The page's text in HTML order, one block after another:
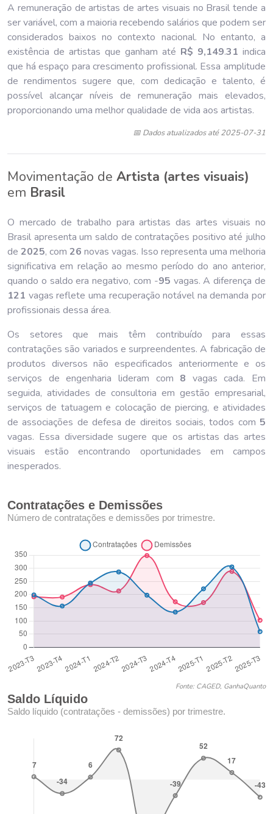
A remuneração de artistas de artes visuais no Brasil tende a
ser variável, com a maioria recebendo salários que podem ser
considerados baixos no contexto nacional. No entanto, a
existência de artistas que ganham até R$ 9,149.31 indica
que há espaço para crescimento profissional. Essa amplitude
de rendimentos sugere que, com dedicação e talento, é
possível alcançar níveis de remuneração mais elevados,
proporcionando uma melhor qualidade de vida aos artistas.
📅 Dados atualizados até 2025-07-31
Movimentação de Artista (artes visuais)
em Brasil
O mercado de trabalho para artistas das artes visuais no
Brasil apresenta um saldo de contratações positivo até julho
de 2025, com 26 novas vagas. Isso representa uma melhoria
significativa em relação ao mesmo período do ano anterior,
quando o saldo era negativo, com -95 vagas. A diferença de
121 vagas reflete uma recuperação notável na demanda por
profissionais dessa área.
Os setores que mais têm contribuído para essas
contratações são variados e surpreendentes. A fabricação de
produtos diversos não especificados anteriormente e os
serviços de engenharia lideram com 8 vagas cada. Em
seguida, atividades de consultoria em gestão empresarial,
serviços de tatuagem e colocação de piercing, e atividades
de associações de defesa de direitos sociais, todos com 5
vagas. Essa diversidade sugere que os artistas das artes
visuais estão encontrando oportunidades em campos
inesperados.
Contratações e Demissões
Número de contratações e demissões por trimestre.
Fonte: CAGED, GanhaQuanto
Saldo Líquido
Saldo líquido (contratações - demissões) por trimestre.